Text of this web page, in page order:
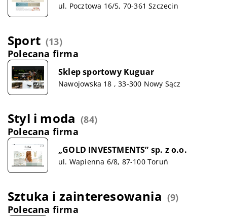
ul. Pocztowa 16/5, 70-361 Szczecin
Sport (13)
Polecana firma
Sklep sportowy Kuguar
Nawojowska 18 , 33-300 Nowy Sącz
Styl i moda (84)
Polecana firma
„GOLD INVESTMENTS” sp. z o.o.
ul. Wapienna 6/8, 87-100 Toruń
Sztuka i zainteresowania (9)
Polecana firma